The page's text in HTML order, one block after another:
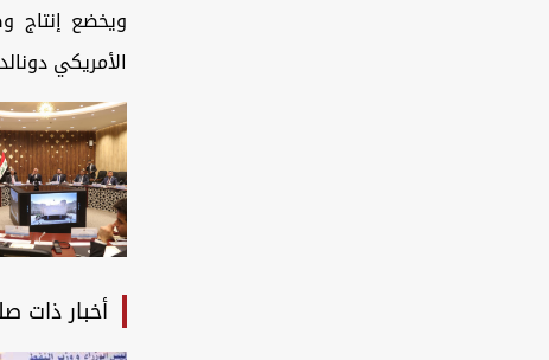
ويخضع إنتاج
الأمريكي دونالد
أخبار ذات